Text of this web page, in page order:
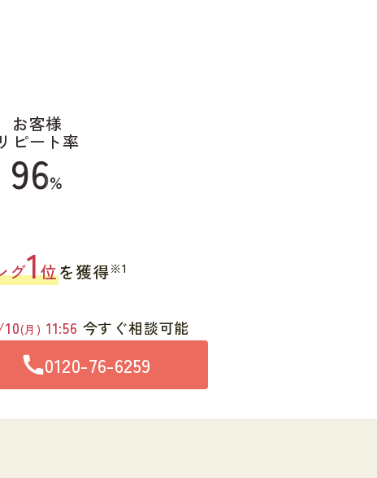
お客様
リピート率
96%
グ1位を獲得※1
(月) 11:56 今すぐ相談可能
0120-76-6259